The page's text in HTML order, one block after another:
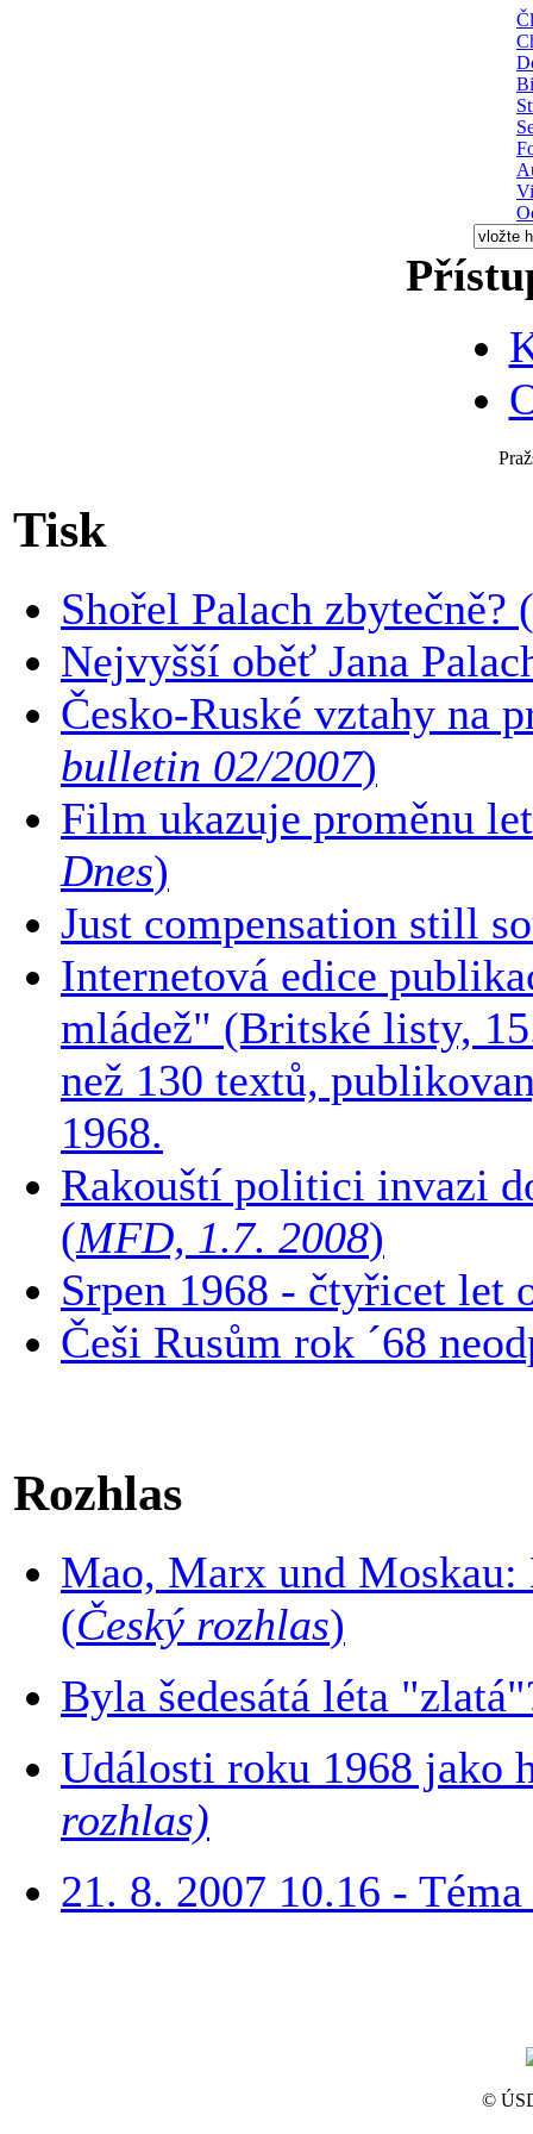
Tisk
Shořel Palach zbytečně? (
Nejvyšší oběť Jana
Česko-Ruské vztahy na
bulletin 02/2007)
Film ukazuje proměnu
Dnes)
Just compensation still
Internetová edice
mládež" (Britské listy,
než 130 textů,
1968.
Rakouští politici invazi
(MFD, 1.7. 2008)
Srpen 1968 - čtyřicet let
Češi Rusům rok ´68
Rozhlas
Mao, Marx und
(Český rozhlas)
Byla šedesátá léta
Události roku 1968 jako
rozhlas)
21. 8. 2007 10.16 -
©